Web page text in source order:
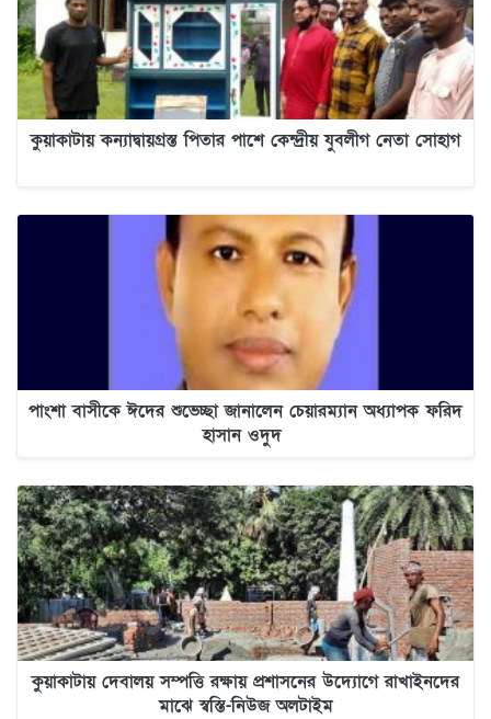
কুয়াকাটায় কন্যাদ্বায়গ্রস্ত পিতার পাশে কেন্দ্রীয় যুবলীগ নেতা সোহাগ
পাংশা বাসীকে ঈদের শুভেচ্ছা জানালেন চেয়ারম্যান অধ্যাপক ফরিদ
হাসান ওদুদ
কুয়াকাটায় দেবালয় সম্পত্তি রক্ষায় প্রশাসনের উদ্যোগে রাখাইনদের
মাঝে স্বস্তি-নিউজ অলটাইম